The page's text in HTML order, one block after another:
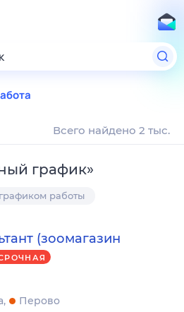
Всего найдено 2 тыс.
график»
работы
(зоомагазин
Перово